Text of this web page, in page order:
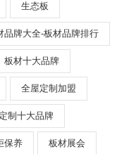
生态板
品牌大全-板材品牌排行
板材十大品牌
全屋定制加盟
制十大品牌
保养 板材展会